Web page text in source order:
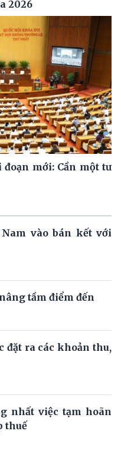
2026
mới: Cần một tư
vào bán kết với
tầm điểm đến
đặt ra các khoản thu,
nhất việc tạm hoãn
thuế